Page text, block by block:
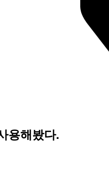
용해봤다.